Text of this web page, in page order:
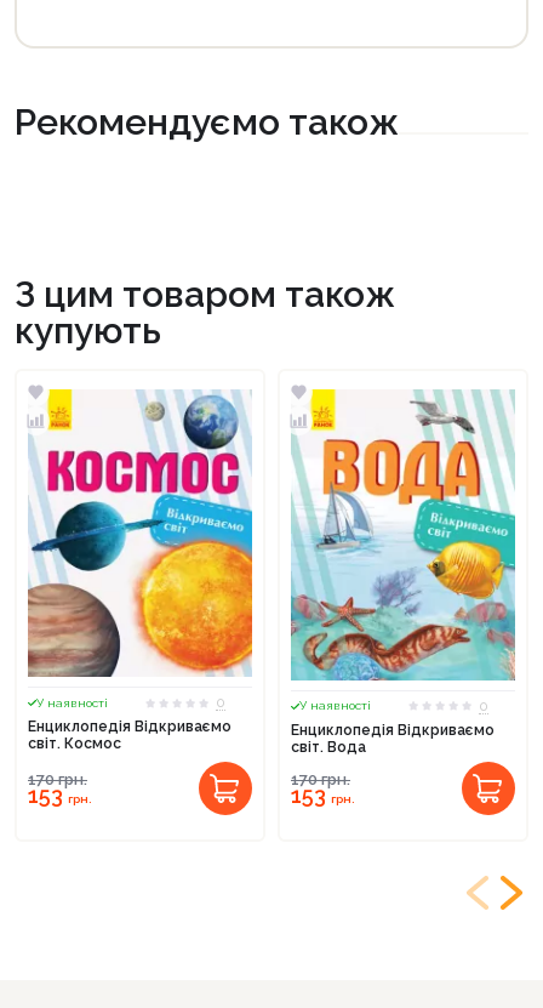
Рекомендуємо також
З цим товаром також
купують
У наявності
0
Енциклопедія Відкриваємо
світ. Космос
170грн.
153грн.
У наявності
0
Енциклопедія Відкриваємо
світ. Вода
170грн.
153грн.